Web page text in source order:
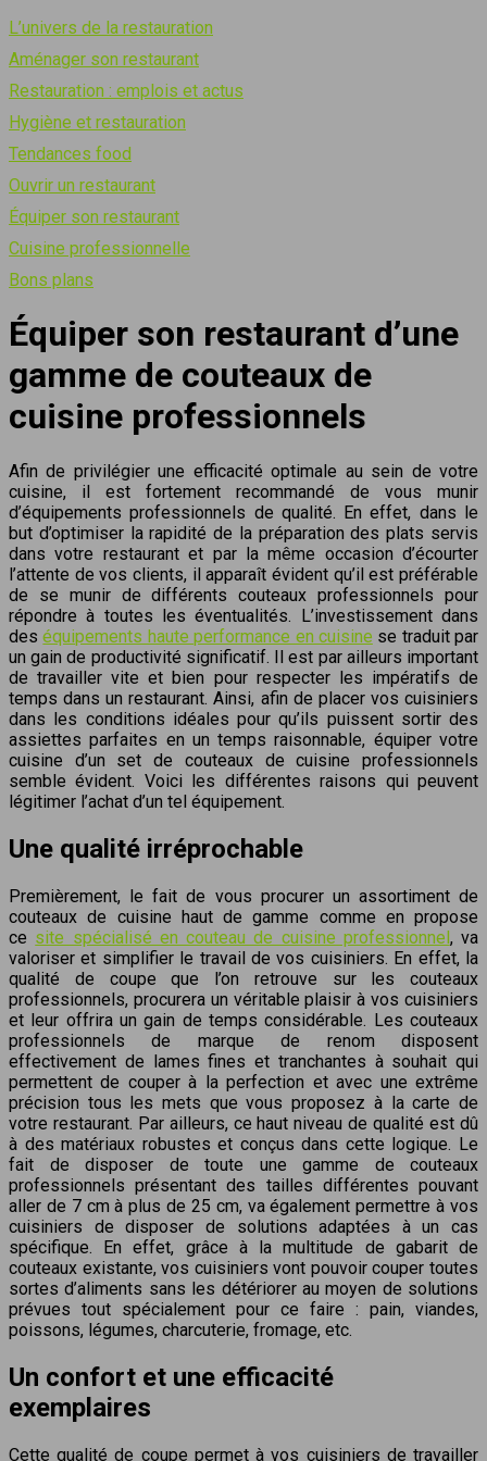
L’univers de la restauration
Aménager son restaurant
Restauration : emplois et actus
Hygiène et restauration
Tendances food
Ouvrir un restaurant
Équiper son restaurant
Cuisine professionnelle
Bons plans
Équiper son restaurant d’une
gamme de couteaux de
cuisine professionnels
Afin de privilégier une efficacité optimale au sein de votre
cuisine, il est fortement recommandé de vous munir
d’équipements professionnels de qualité. En effet, dans le
but d’optimiser la rapidité de la préparation des plats servis
dans votre restaurant et par la même occasion d’écourter
l’attente de vos clients, il apparaît évident qu’il est préférable
de se munir de différents couteaux professionnels pour
répondre à toutes les éventualités. L’investissement dans
deséquipements haute performance en cuisine se traduit par
un gain de productivité significatif. Il est par ailleurs important
de travailler vite et bien pour respecter les impératifs de
temps dans un restaurant. Ainsi, afin de placer vos cuisiniers
dans les conditions idéales pour qu’ils puissent sortir des
assiettes parfaites en un temps raisonnable, équiper votre
cuisine d’un set de couteaux de cuisine professionnels
semble évident. Voici les différentes raisons qui peuvent
légitimer l’achat d’un tel équipement.
Une qualité irréprochable
Premièrement, le fait de vous procurer un assortiment de
couteaux de cuisine haut de gamme comme en propose
ce site spécialisé en couteau de cuisine professionnel, va
valoriser et simplifier le travail de vos cuisiniers. En effet, la
qualité de coupe que l’on retrouve sur les couteaux
professionnels, procurera un véritable plaisir à vos cuisiniers
et leur offrira un gain de temps considérable. Les couteaux
professionnels de marque de renom disposent
effectivement de lames fines et tranchantes à souhait qui
permettent de couper à la perfection et avec une extrême
précision tous les mets que vous proposez à la carte de
votre restaurant. Par ailleurs, ce haut niveau de qualité est dû
à des matériaux robustes et conçus dans cette logique. Le
fait de disposer de toute une gamme de couteaux
professionnels présentant des tailles différentes pouvant
aller de 7 cm à plus de 25 cm, va également permettre à vos
cuisiniers de disposer de solutions adaptées à un cas
spécifique. En effet, grâce à la multitude de gabarit de
couteaux existante, vos cuisiniers vont pouvoir couper toutes
sortes d’aliments sans les détériorer au moyen de solutions
prévues tout spécialement pour ce faire : pain, viandes,
poissons, légumes, charcuterie, fromage, etc.
Un confort et une efficacité
exemplaires
Cette qualité de coupe permet à vos cuisiniers de travailler